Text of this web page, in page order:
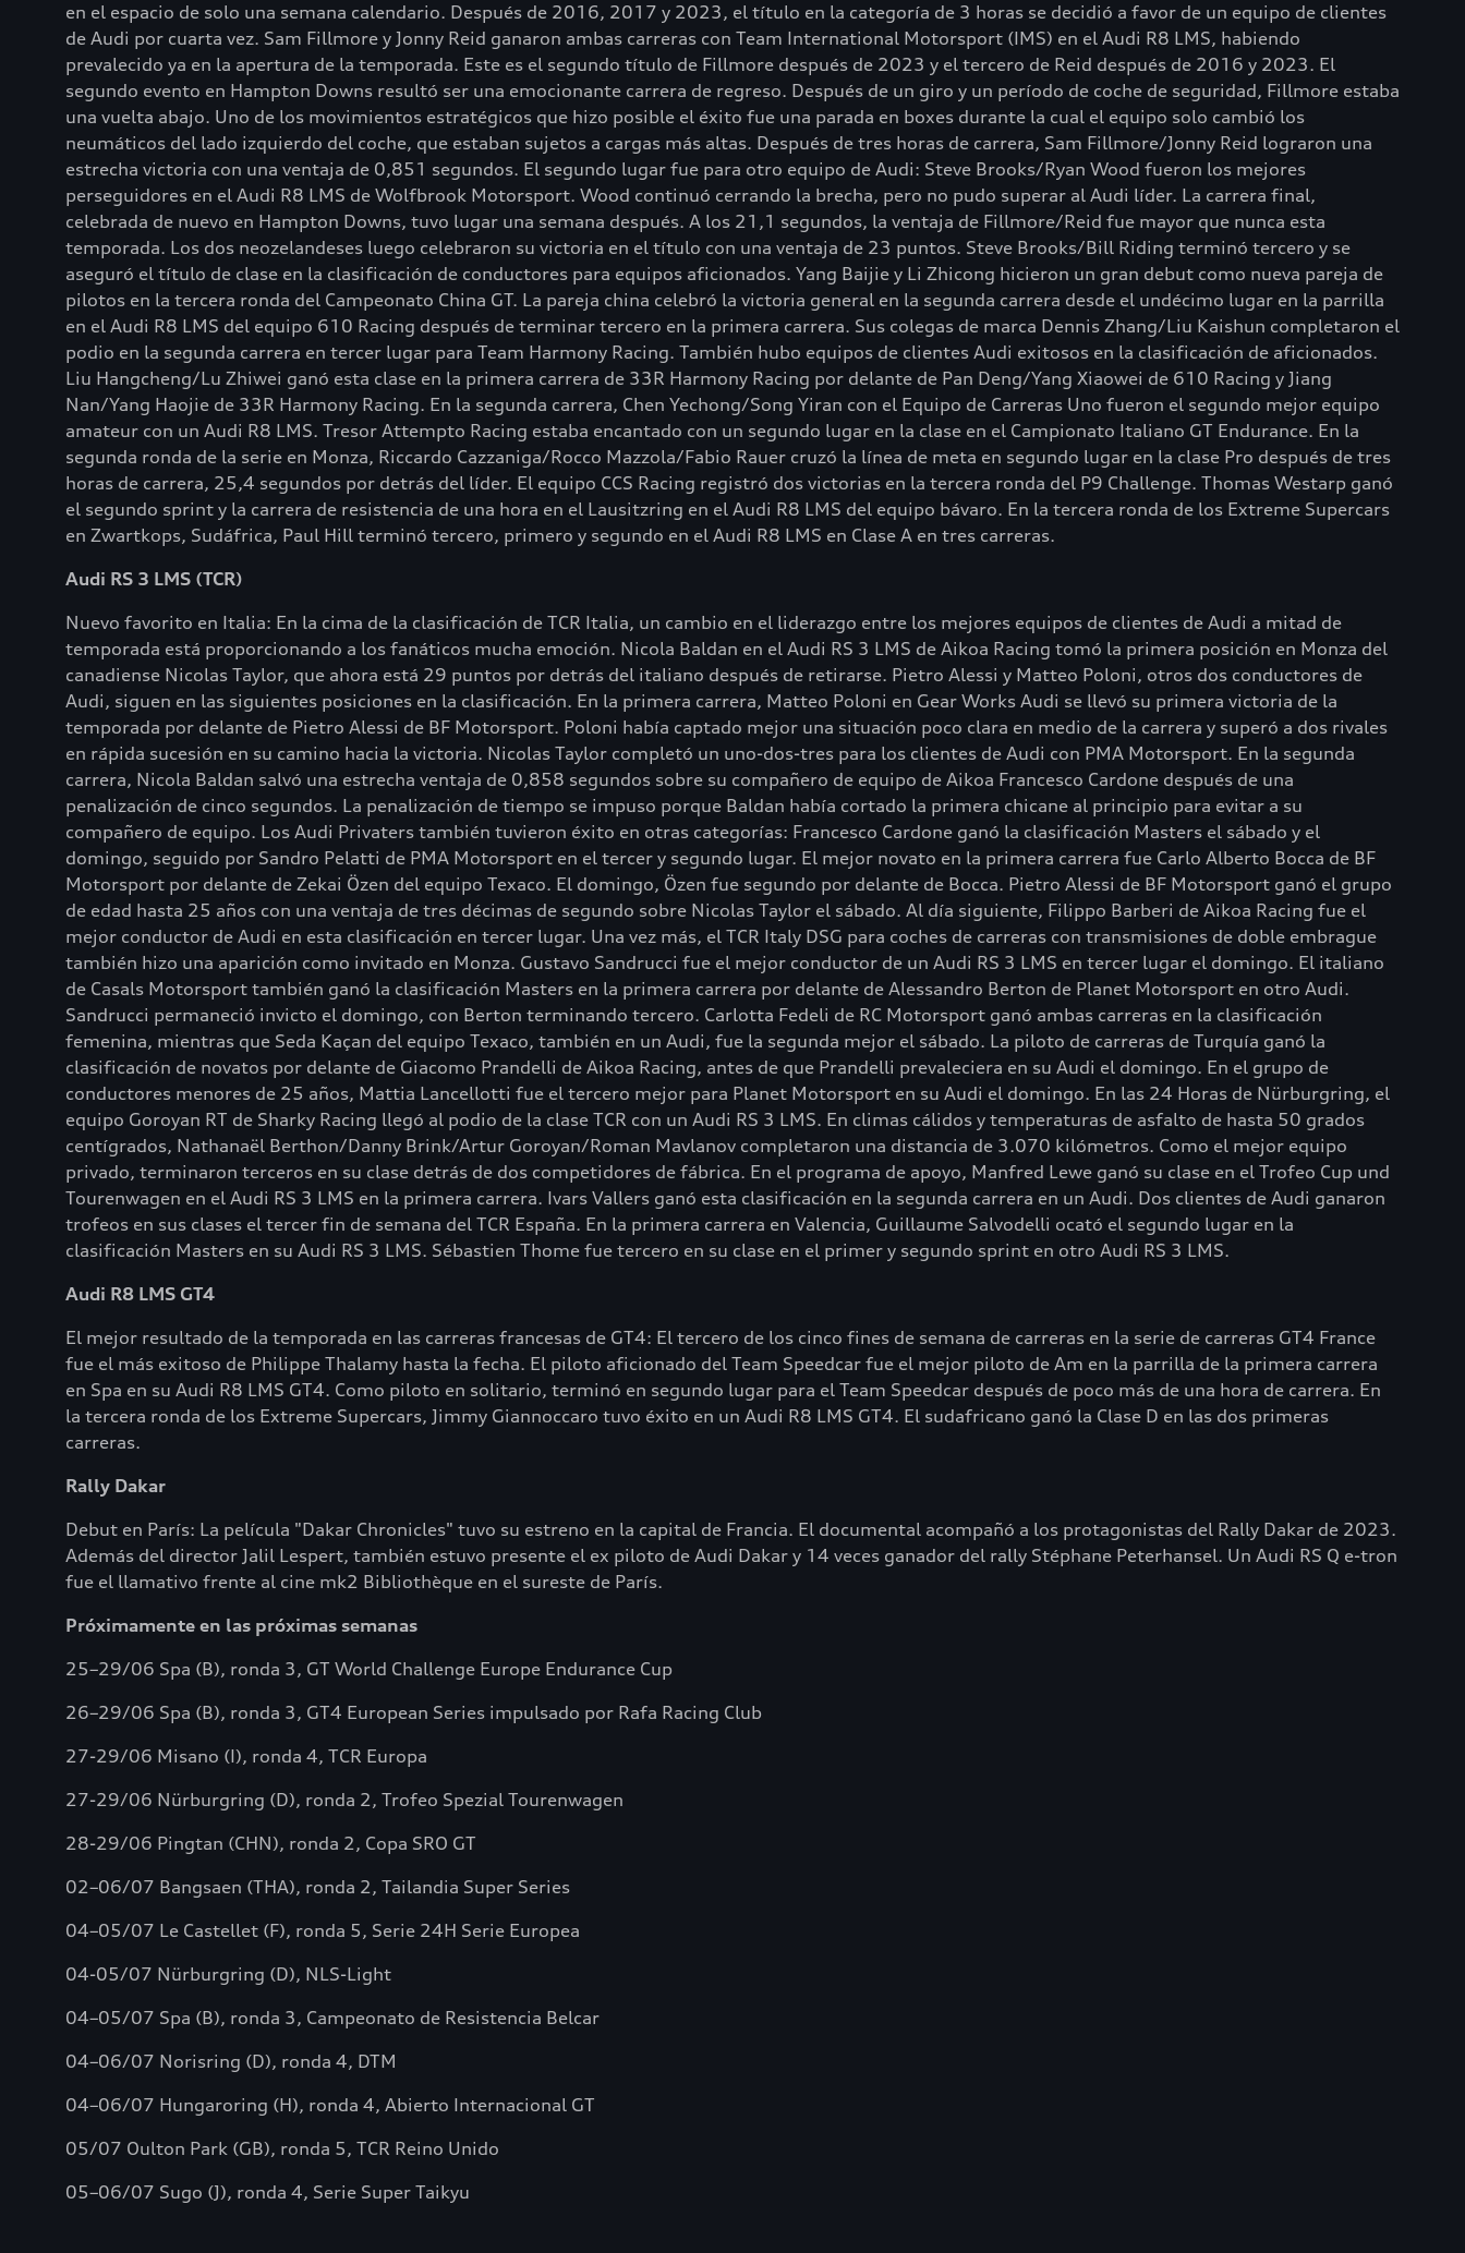
en el espacio de solo una semana calendario. Después de 2016, 2017 y 2023, el título en la categoría de 3 horas se decidió a favor de un equipo de clientes
de Audi por cuarta vez. Sam Fillmore y Jonny Reid ganaron ambas carreras con Team International Motorsport (IMS) en el Audi R8 LMS, habiendo
prevalecido ya en la apertura de la temporada. Este es el segundo título de Fillmore después de 2023 y el tercero de Reid después de 2016 y 2023. El
segundo evento en Hampton Downs resultó ser una emocionante carrera de regreso. Después de un giro y un período de coche de seguridad, Fillmore estaba
una vuelta abajo. Uno de los movimientos estratégicos que hizo posible el éxito fue una parada en boxes durante la cual el equipo solo cambió los
neumáticos del lado izquierdo del coche, que estaban sujetos a cargas más altas. Después de tres horas de carrera, Sam Fillmore/Jonny Reid lograron una
estrecha victoria con una ventaja de 0,851 segundos. El segundo lugar fue para otro equipo de Audi: Steve Brooks/Ryan Wood fueron los mejores
perseguidores en el Audi R8 LMS de Wolfbrook Motorsport. Wood continuó cerrando la brecha, pero no pudo superar al Audi líder. La carrera final,
celebrada de nuevo en Hampton Downs, tuvo lugar una semana después. A los 21,1 segundos, la ventaja de Fillmore/Reid fue mayor que nunca esta
temporada. Los dos neozelandeses luego celebraron su victoria en el título con una ventaja de 23 puntos. Steve Brooks/Bill Riding terminó tercero y se
aseguró el título de clase en la clasificación de conductores para equipos aficionados. Yang Baijie y Li Zhicong hicieron un gran debut como nueva pareja de
pilotos en la tercera ronda del Campeonato China GT. La pareja china celebró la victoria general en la segunda carrera desde el undécimo lugar en la parrilla
en el Audi R8 LMS del equipo 610 Racing después de terminar tercero en la primera carrera. Sus colegas de marca Dennis Zhang/Liu Kaishun completaron el
podio en la segunda carrera en tercer lugar para Team Harmony Racing. También hubo equipos de clientes Audi exitosos en la clasificación de aficionados.
Liu Hangcheng/Lu Zhiwei ganó esta clase en la primera carrera de 33R Harmony Racing por delante de Pan Deng/Yang Xiaowei de 610 Racing y Jiang
Nan/Yang Haojie de 33R Harmony Racing. En la segunda carrera, Chen Yechong/Song Yiran con el Equipo de Carreras Uno fueron el segundo mejor equipo
amateur con un Audi R8 LMS. Tresor Attempto Racing estaba encantado con un segundo lugar en la clase en el Campionato Italiano GT Endurance. En la
segunda ronda de la serie en Monza, Riccardo Cazzaniga/Rocco Mazzola/Fabio Rauer cruzó la línea de meta en segundo lugar en la clase Pro después de tres
horas de carrera, 25,4 segundos por detrás del líder. El equipo CCS Racing registró dos victorias en la tercera ronda del P9 Challenge. Thomas Westarp ganó
el segundo sprint y la carrera de resistencia de una hora en el Lausitzring en el Audi R8 LMS del equipo bávaro. En la tercera ronda de los Extreme Supercars
en Zwartkops, Sudáfrica, Paul Hill terminó tercero, primero y segundo en el Audi R8 LMS en Clase A en tres carreras.
Audi RS 3 LMS (TCR)
Nuevo favorito en Italia: En la cima de la clasificación de TCR Italia, un cambio en el liderazgo entre los mejores equipos de clientes de Audi a mitad de
temporada está proporcionando a los fanáticos mucha emoción. Nicola Baldan en el Audi RS 3 LMS de Aikoa Racing tomó la primera posición en Monza del
canadiense Nicolas Taylor, que ahora está 29 puntos por detrás del italiano después de retirarse. Pietro Alessi y Matteo Poloni, otros dos conductores de
Audi, siguen en las siguientes posiciones en la clasificación. En la primera carrera, Matteo Poloni en Gear Works Audi se llevó su primera victoria de la
temporada por delante de Pietro Alessi de BF Motorsport. Poloni había captado mejor una situación poco clara en medio de la carrera y superó a dos rivales
en rápida sucesión en su camino hacia la victoria. Nicolas Taylor completó un uno-dos-tres para los clientes de Audi con PMA Motorsport. En la segunda
carrera, Nicola Baldan salvó una estrecha ventaja de 0,858 segundos sobre su compañero de equipo de Aikoa Francesco Cardone después de una
penalización de cinco segundos. La penalización de tiempo se impuso porque Baldan había cortado la primera chicane al principio para evitar a su
compañero de equipo. Los Audi Privaters también tuvieron éxito en otras categorías: Francesco Cardone ganó la clasificación Masters el sábado y el
domingo, seguido por Sandro Pelatti de PMA Motorsport en el tercer y segundo lugar. El mejor novato en la primera carrera fue Carlo Alberto Bocca de BF
Motorsport por delante de Zekai Özen del equipo Texaco. El domingo, Özen fue segundo por delante de Bocca. Pietro Alessi de BF Motorsport ganó el grupo
de edad hasta 25 años con una ventaja de tres décimas de segundo sobre Nicolas Taylor el sábado. Al día siguiente, Filippo Barberi de Aikoa Racing fue el
mejor conductor de Audi en esta clasificación en tercer lugar. Una vez más, el TCR Italy DSG para coches de carreras con transmisiones de doble embrague
también hizo una aparición como invitado en Monza. Gustavo Sandrucci fue el mejor conductor de un Audi RS 3 LMS en tercer lugar el domingo. El italiano
de Casals Motorsport también ganó la clasificación Masters en la primera carrera por delante de Alessandro Berton de Planet Motorsport en otro Audi.
Sandrucci permaneció invicto el domingo, con Berton terminando tercero. Carlotta Fedeli de RC Motorsport ganó ambas carreras en la clasificación
femenina, mientras que Seda Kaçan del equipo Texaco, también en un Audi, fue la segunda mejor el sábado. La piloto de carreras de Turquía ganó la
clasificación de novatos por delante de Giacomo Prandelli de Aikoa Racing, antes de que Prandelli prevaleciera en su Audi el domingo. En el grupo de
conductores menores de 25 años, Mattia Lancellotti fue el tercero mejor para Planet Motorsport en su Audi el domingo. En las 24 Horas de Nürburgring, el
equipo Goroyan RT de Sharky Racing llegó al podio de la clase TCR con un Audi RS 3 LMS. En climas cálidos y temperaturas de asfalto de hasta 50 grados
centígrados, Nathanaël Berthon/Danny Brink/Artur Goroyan/Roman Mavlanov completaron una distancia de 3.070 kilómetros. Como el mejor equipo
privado, terminaron terceros en su clase detrás de dos competidores de fábrica. En el programa de apoyo, Manfred Lewe ganó su clase en el Trofeo Cup und
Tourenwagen en el Audi RS 3 LMS en la primera carrera. Ivars Vallers ganó esta clasificación en la segunda carrera en un Audi. Dos clientes de Audi ganaron
trofeos en sus clases el tercer fin de semana del TCR España. En la primera carrera en Valencia, Guillaume Salvodelli ocató el segundo lugar en la
clasificación Masters en su Audi RS 3 LMS. Sébastien Thome fue tercero en su clase en el primer y segundo sprint en otro Audi RS 3 LMS.
Audi R8 LMS GT4
El mejor resultado de la temporada en las carreras francesas de GT4: El tercero de los cinco fines de semana de carreras en la serie de carreras GT4 France
fue el más exitoso de Philippe Thalamy hasta la fecha. El piloto aficionado del Team Speedcar fue el mejor piloto de Am en la parrilla de la primera carrera
en Spa en su Audi R8 LMS GT4. Como piloto en solitario, terminó en segundo lugar para el Team Speedcar después de poco más de una hora de carrera. En
la tercera ronda de los Extreme Supercars, Jimmy Giannoccaro tuvo éxito en un Audi R8 LMS GT4. El sudafricano ganó la Clase D en las dos primeras
carreras.
Rally Dakar
Debut en París: La película "Dakar Chronicles" tuvo su estreno en la capital de Francia. El documental acompañó a los protagonistas del Rally Dakar de 2023.
Además del director Jalil Lespert, también estuvo presente el ex piloto de Audi Dakar y 14 veces ganador del rally Stéphane Peterhansel. Un Audi RS Q e-tron
fue el llamativo frente al cine mk2 Bibliothèque en el sureste de París.
Próximamente en las próximas semanas
25–29/06 Spa (B), ronda 3, GT World Challenge Europe Endurance Cup
26–29/06 Spa (B), ronda 3, GT4 European Series impulsado por Rafa Racing Club
27-29/06 Misano (I), ronda 4, TCR Europa
27-29/06 Nürburgring (D), ronda 2, Trofeo Spezial Tourenwagen
28-29/06 Pingtan (CHN), ronda 2, Copa SRO GT
02–06/07 Bangsaen (THA), ronda 2, Tailandia Super Series
04–05/07 Le Castellet (F), ronda 5, Serie 24H Serie Europea
04-05/07 Nürburgring (D), NLS-Light
04–05/07 Spa (B), ronda 3, Campeonato de Resistencia Belcar
04–06/07 Norisring (D), ronda 4, DTM
04–06/07 Hungaroring (H), ronda 4, Abierto Internacional GT
05/07 Oulton Park (GB), ronda 5, TCR Reino Unido
05–06/07 Sugo (J), ronda 4, Serie Super Taikyu